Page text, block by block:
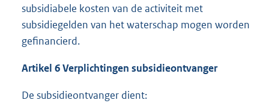
subsidiabele kosten van de activiteit met
subsidiegelden van het waterschap mogen worden
gefinancierd.
Artikel 6 Verplichtingen subsidieontvanger
De subsidieontvanger dient: